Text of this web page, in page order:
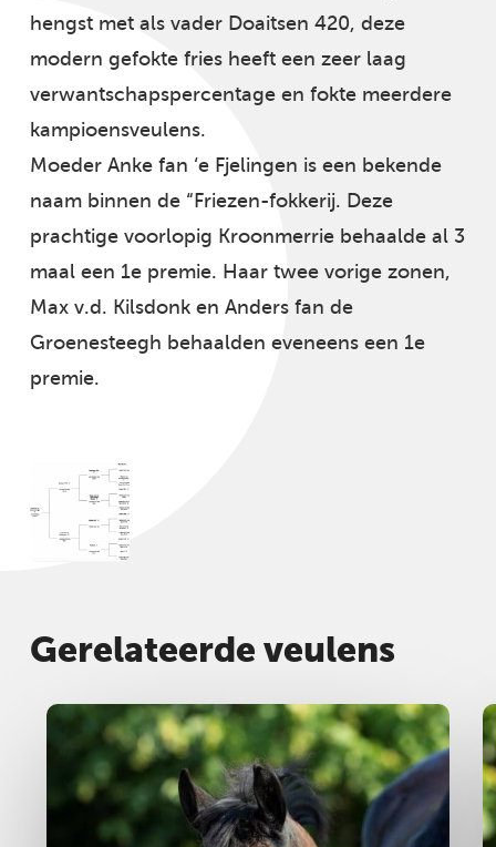
hengst met als vader Doaitsen 420, deze
modern gefokte fries heeft een zeer laag
verwantschapspercentage en fokte meerdere
kampioensveulens.
Moeder Anke fan ‘e Fjelingen is een bekende
naam binnen de “Friezen-fokkerij. Deze
prachtige voorlopig Kroonmerrie behaalde al 3
maal een 1e premie. Haar twee vorige zonen,
Max v.d. Kilsdonk en Anders fan de
Groenesteegh behaalden eveneens een 1e
premie.
Gerelateerde veulens
Hengst 2025